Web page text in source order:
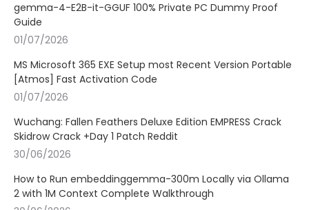
gemma-4-E2B-it-GGUF 100% Private PC Dummy Proof
Guide
01/07/2026
MS Microsoft 365 EXE Setup most Recent Version Portable
[Atmos] Fast Activation Code
01/07/2026
Wuchang: Fallen Feathers Deluxe Edition EMPRESS Crack
Skidrow Crack +Day 1 Patch Reddit
30/06/2026
How to Run embeddinggemma-300m Locally via Ollama
2 with 1M Context Complete Walkthrough